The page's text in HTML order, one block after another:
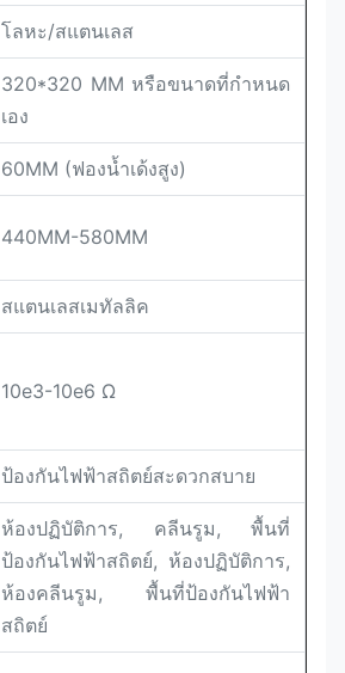
โลหะ/สแตนเลส
320*320 MM หรือขนาดที่กำหนด
เอง
60MM (ฟองน้ำเด้งสูง)
440MM-580MM
สแตนเลสเมทัลลิค
10e3-10e6 Ω
ป้องกันไฟฟ้าสถิตย์สะดวกสบาย
ห้องปฏิบัติการ, คลีนรูม, พื้นที่
ป้องกันไฟฟ้าสถิตย์, ห้องปฏิบัติการ,
ห้องคลีนรูม, พื้นที่ป้องกันไฟฟ้า
สถิตย์